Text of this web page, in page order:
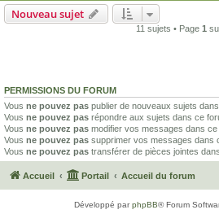
Nouveau sujet
11 sujets • Page 1
PERMISSIONS DU FORUM
Vous ne pouvez pas publier de nouveaux sujets
Vous ne pouvez pas répondre aux sujets dans ce
Vous ne pouvez pas modifier vos messages dans ce
Vous ne pouvez pas supprimer vos messages dans
Vous ne pouvez pas transférer de pièces jointes
Accueil Portail Accueil du forum
Développé parphpBB® Forum